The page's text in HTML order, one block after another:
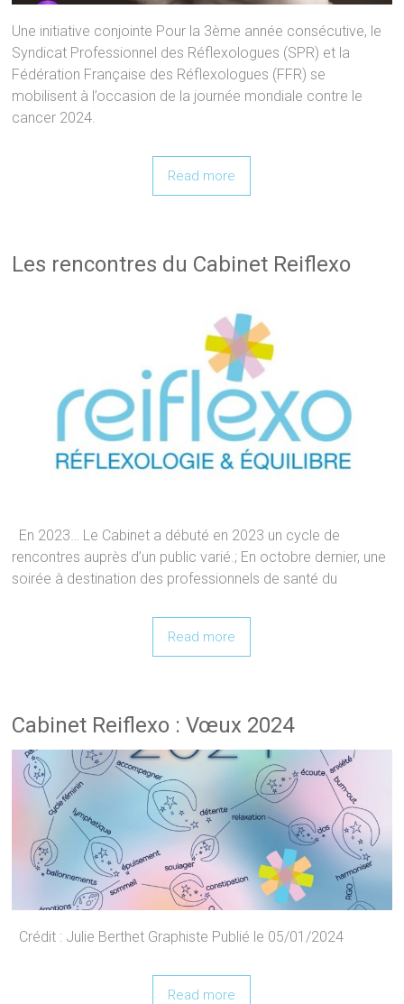
Une initiative conjointe Pour la 3ème année consécutive, le
Syndicat Professionnel des Réflexologues (SPR) et la
Fédération Française des Réflexologues (FFR) se
mobilisent à l’occasion de la journée mondiale contre le
cancer 2024.
Read more
Les rencontres du Cabinet Reiflexo
En 2023… Le Cabinet a débuté en 2023 un cycle de
rencontres auprès d’un public varié.; En octobre dernier, une
soirée à destination des professionnels de santé du
Read more
Cabinet Reiflexo : Vœux 2024
Crédit : Julie Berthet Graphiste Publié le 05/01/2024
Read more